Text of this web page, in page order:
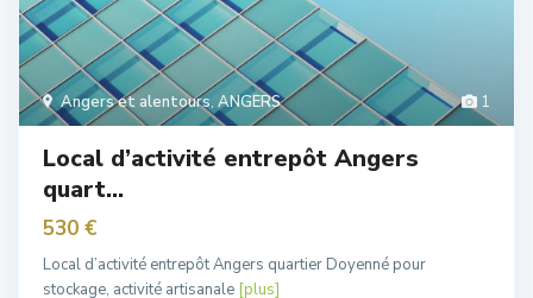
1
Angers et alentours, ANGERS
Local d’activité entrepôt Angers
quart...
530 €
Local d’activité entrepôt Angers quartier Doyenné pour
stockage, activité artisanale [plus]